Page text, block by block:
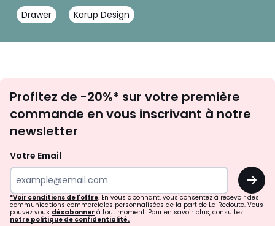
Drawer Karup Design
newsletter
Profitez de -20%* sur votre première
commande en vous inscrivant à notre
newsletter
Votre Email
OK
*Voir conditions de l'offre. En vous abonnant, vous consentez à recevoir des
communications commerciales personnalisées de la part de La Redoute. Vous
pouvez vous désabonner à tout moment. Pour en savoir plus, consultez
notre politique de confidentialité.